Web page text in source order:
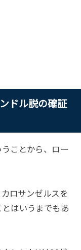
ドル説の確証
ことから、ロー
ロサンゼルスを
はいうまでもあ